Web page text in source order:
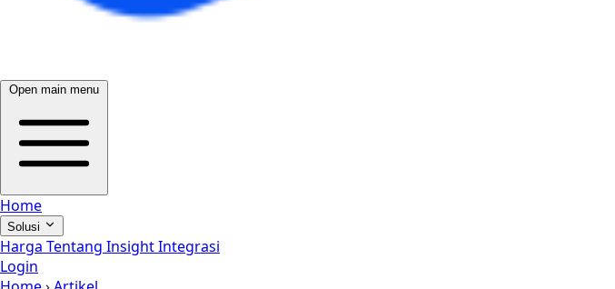
Open main menu
Home
Solusi
Harga Tentang InsightIntegrasi
Login